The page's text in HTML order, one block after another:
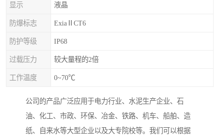
显示 液晶
防爆标志 ExiaⅡCT6
防护等级 IP68
过载压力 较大量程的2倍
工作温度 0~70℃
公司的产品广泛应用于电力行业、水泥生产企业、石
油、化工、市政、环保、冶金、铁路、机车、船舶、造
纸、自来水等大型企业以及大专院校等。我们可以根据